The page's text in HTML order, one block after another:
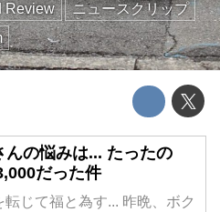
Review
ニュースクリップ
んの悩みは... たったの
だった件
転じて福と為す... 昨晩、ボク